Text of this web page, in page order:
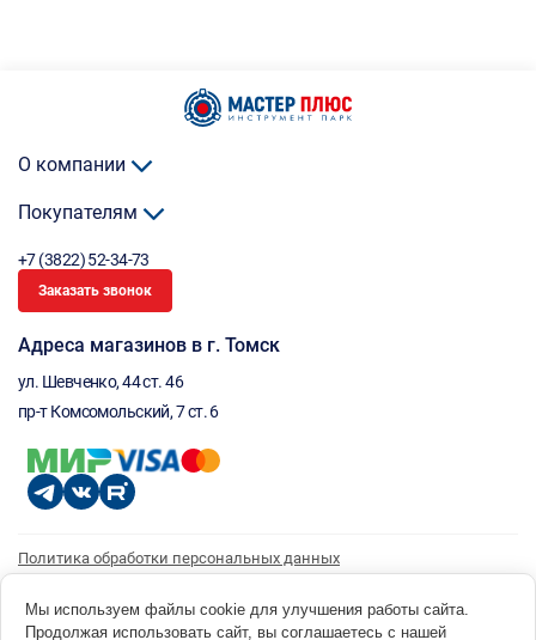
О компании
Покупателям
+7 (3822) 52-34-73
Заказать звонок
Адреса магазинов в г. Томск
ул. Шевченко, 44 ст. 46
пр-т Комсомольский, 7 ст. 6
Политика обработки персональных данных
Согласие на получение рассылки
Мы используем файлы cookie для улучшения работы сайта.
Продолжая использовать сайт, вы соглашаетесь с нашей